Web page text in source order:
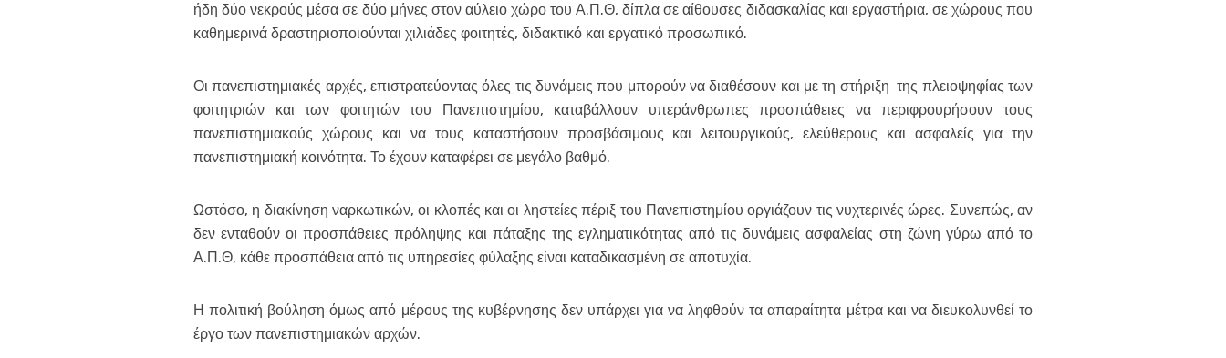
ήδη δύο νεκρούς μέσα σε δύο μήνες στον αύλειο χώρο του Α.Π.Θ, δίπλα σε αίθουσες διδασκαλίας και εργαστήρια, σε χώρους που
καθημερινά δραστηριοποιούνται χιλιάδες φοιτητές, διδακτικό και εργατικό προσωπικό.
Οι πανεπιστημιακές αρχές, επιστρατεύοντας όλες τις δυνάμεις που μπορούν να διαθέσουν και με τη στήριξη της πλειοψηφίας των
φοιτητριών και των φοιτητών του Πανεπιστημίου, καταβάλλουν υπεράνθρωπες προσπάθειες να περιφρουρήσουν τους
πανεπιστημιακούς χώρους και να τους καταστήσουν προσβάσιμους και λειτουργικούς, ελεύθερους και ασφαλείς για την
πανεπιστημιακή κοινότητα. Το έχουν καταφέρει σε μεγάλο βαθμό.
Ωστόσο, η διακίνηση ναρκωτικών, οι κλοπές και οι ληστείες πέριξ του Πανεπιστημίου οργιάζουν τις νυχτερινές ώρες. Συνεπώς, αν
δεν ενταθούν οι προσπάθειες πρόληψης και πάταξης της εγληματικότητας από τις δυνάμεις ασφαλείας στη ζώνη γύρω από το
Α.Π.Θ, κάθε προσπάθεια από τις υπηρεσίες φύλαξης είναι καταδικασμένη σε αποτυχία.
Η πολιτική βούληση όμως από μέρους της κυβέρνησης δεν υπάρχει για να ληφθούν τα απαραίτητα μέτρα και να διευκολυνθεί το
έργο των πανεπιστημιακών αρχών.